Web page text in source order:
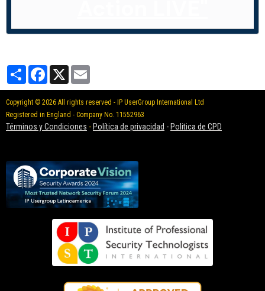
PartagerFacebook
X
Copyright © 2026 All rights reserved - IP UserGroup International Ltd
Registered in England - Company No. 11552963
Términos y Condiciones - Política de privacidad - Politica de CPD